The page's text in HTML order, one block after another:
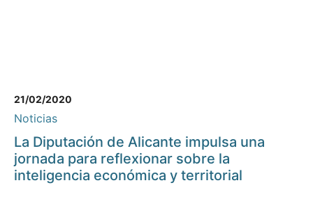
21/02/2020
Noticias
La Diputación de Alicante impulsa una
jornada para reflexionar sobre la
inteligencia económica y territorial